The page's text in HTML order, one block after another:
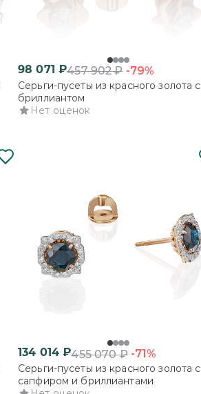
98 071 ₽457 902₽ -79%
Серьги-пусеты из красного золота с
бриллиантом
Нет оценок
134 014 ₽455 070₽ -71%
Серьги-пусеты из красного золота с
сапфиром и бриллиантами